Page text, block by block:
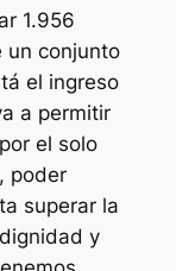
1.956
un conjunto
el ingreso
a permitir
el solo
poder
superar la
y